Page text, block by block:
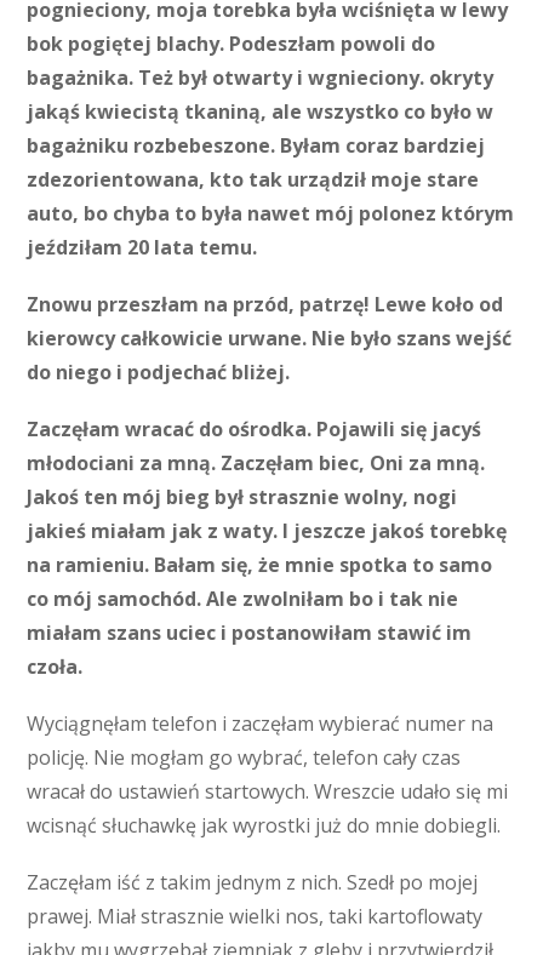
pognieciony, moja torebka była wciśnięta w lewy
bok pogiętej blachy. Podeszłam powoli do
bagażnika. Też był otwarty i wgnieciony. okryty
jakąś kwiecistą tkaniną, ale wszystko co było w
bagażniku rozbebeszone. Byłam coraz bardziej
zdezorientowana, kto tak urządził moje stare
auto, bo chyba to była nawet mój polonez którym
jeździłam 20 lata temu.
Znowu przeszłam na przód, patrzę! Lewe koło od
kierowcy całkowicie urwane. Nie było szans wejść
do niego i podjechać bliżej.
Zaczęłam wracać do ośrodka. Pojawili się jacyś
młodociani za mną. Zaczęłam biec, Oni za mną.
Jakoś ten mój bieg był strasznie wolny, nogi
jakieś miałam jak z waty. I jeszcze jakoś torebkę
na ramieniu. Bałam się, że mnie spotka to samo
co mój samochód. Ale zwolniłam bo i tak nie
miałam szans uciec i postanowiłam stawić im
czoła.
Wyciągnęłam telefon i zaczęłam wybierać numer na
policję. Nie mogłam go wybrać, telefon cały czas
wracał do ustawień startowych. Wreszcie udało się mi
wcisnąć słuchawkę jak wyrostki już do mnie dobiegli.
Zaczęłam iść z takim jednym z nich. Szedł po mojej
prawej. Miał strasznie wielki nos, taki kartoflowaty